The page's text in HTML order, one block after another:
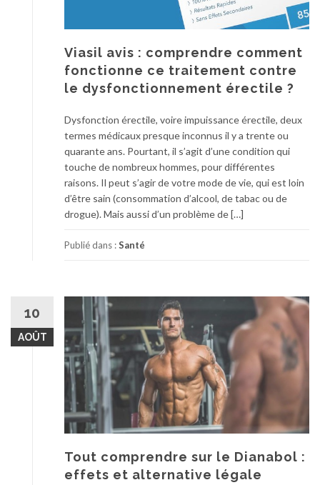
Viasil avis : comprendre comment
fonctionne ce traitement contre
le dysfonctionnement érectile ?
Dysfonction érectile, voire impuissance érectile, deux
termes médicaux presque inconnus il y a trente ou
quarante ans. Pourtant, il s’agit d’une condition qui
touche de nombreux hommes, pour différentes
raisons. Il peut s’agir de votre mode de vie, qui est loin
d’être sain (consommation d’alcool, de tabac ou de
drogue). Mais aussi d’un problème de […]
Publié dans :Santé
10
AOÛT
Tout comprendre sur le Dianabol :
effets et alternative légale